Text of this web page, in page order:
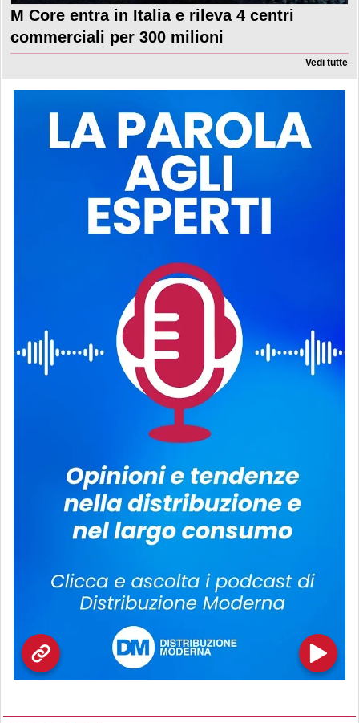
M Core entra in Italia e rileva 4 centri
commerciali per 300 milioni
Vedi tutte